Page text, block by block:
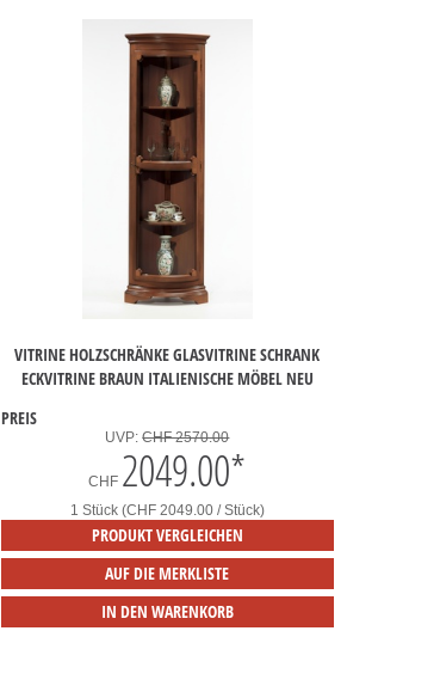
VITRINE HOLZSCHRÄNKE GLASVITRINE SCHRANK
ECKVITRINE BRAUN ITALIENISCHE MÖBEL NEU
PREIS
UVP:CHF 2570.00
CHF 2049.00*
1 Stück (CHF 2049.00 / Stück)
PRODUKT VERGLEICHEN
AUF DIE MERKLISTE
IN DEN WARENKORB